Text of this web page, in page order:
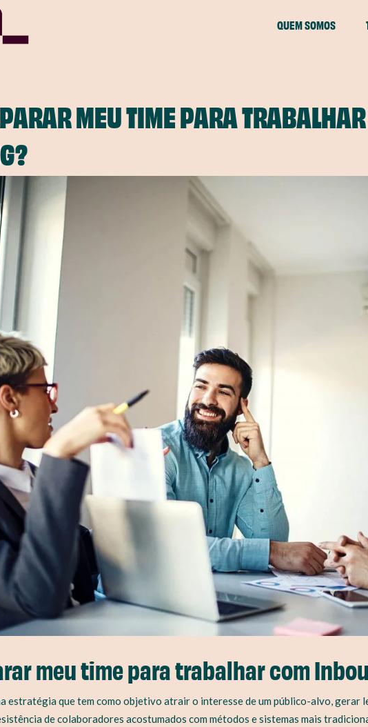
QUEM SOMOS
MEU TIME PARA
meu time para trabalhar com
estratégia que tem como objetivo atrair o interesse de um público-alvo, gerar
de colaboradores acostumados com métodos e sistemas mais